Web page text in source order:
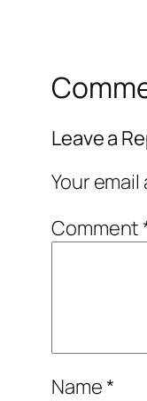
Leave a
Your
Comment
Name*